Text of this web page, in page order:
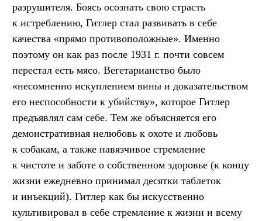
разрушителя. Боясь осознать свою страсть
к истреблению, Гитлер стал развивать в себе
качества «прямо противоположные». Именно
поэтому он как раз после 1931 г. почти совсем
перестал есть мясо. Вегетарианство было
«несомненно искуплением вины и доказательством
его неспособности к убийству», которое Гитлер
предъявлял сам себе. Тем же объясняется его
демонстративная нелюбовь к охоте и любовь
к собакам, а также навязчивое стремление
к чистоте и заботе о собственном здоровье (к концу
жизни ежедневно принимал десятки таблеток
и инъекций). Гитлер как бы искусственно
культивировал в себе стремление к жизни и всему